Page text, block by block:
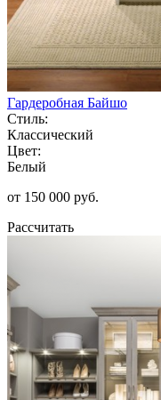
Гардеробная Байшо
Стиль:
Классический
Цвет:
Белый
от 150 000 руб.
Рассчитать